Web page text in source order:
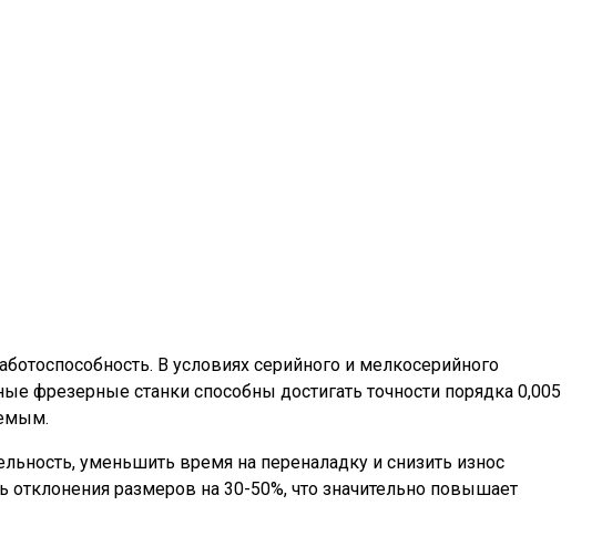
В условиях серийного и мелкосерийного
фрезерные станки способны достигать точности порядка 0,005
уменьшить время на переналадку и снизить износ
размеров на 30-50%, что значительно повышает